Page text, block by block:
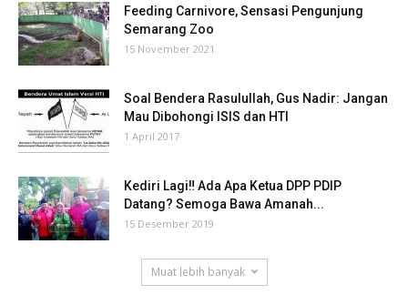
Feeding Carnivore, Sensasi Pengunjung
Semarang Zoo
15 November 2021
Soal Bendera Rasulullah, Gus Nadir: Jangan
Mau Dibohongi ISIS dan HTI
1 April 2017
Kediri Lagi‼ Ada Apa Ketua DPP PDIP
Datang? Semoga Bawa Amanah...
15 Desember 2019
Muat lebih banyak